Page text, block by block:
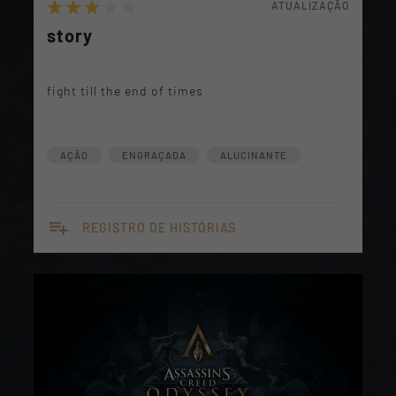
ATUALIZAÇÃO
story
fight till the end of times
AÇÃO ENGRAÇADA ALUCINANTE
playlist_add REGISTRO DE HISTÓRIAS